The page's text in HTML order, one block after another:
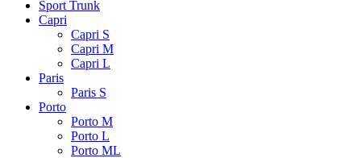
Sport Trunk
Capri
Capri S
Capri M
Capri L
Paris
Paris S
Porto
Porto M
Porto L
Porto ML